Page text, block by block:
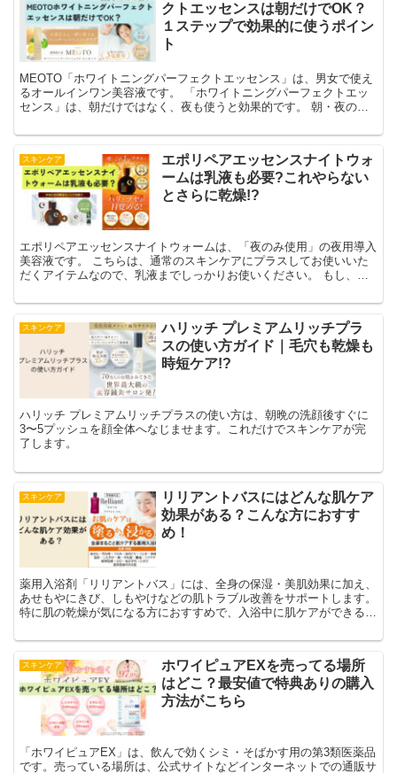
クトエッセンスは朝だけでOK？
１ステップで効果的に使うポイン
ト
MEOTO「ホワイトニングパーフェクトエッセンス」は、男女で使え
るオールインワン美容液です。 「ホワイトニングパーフェクトエッ
センス」は、朝だけではなく、夜も使うと効果的です。 朝・夜の１
主成分が美容成分である ◆オールインワン（化粧水・乳液・クリー
多いです。 一方、MEOTO「ホワイトニングパーフェクトエッセン
ス」の主成分は、保湿成分がベースとなっています。 そして、１ア
イテムで４つの役割を兼ねています。 ですから、洗顔をする朝・夜
の２回に使うと効果的に美容成分を肌に浸透させることができます。
使い方は、たったの１ステップ。 洗顔後の肌に、ホワイトニングパ
ーフェクトエッセンスを顔全体に馴染ませるだけです。 ただし、こ
こで１つだけポイントがあります。 “顔全体を両手でやさしく包んで
軽くプッシュして馴染ませる” このように使うことで、より効果的に
美容成分を浸透させることができます。
スキンケア
エポリペアエッセンスナイトウォ
ームは乳液も必要?これやらない
とさらに乾燥!?
エポリペアエッセンスナイトウォームは、「夜のみ使用」の夜用導入
美容液です。 こちらは、通常のスキンケアにプラスしてお使いいた
だくアイテムなので、乳液までしっかりお使いください。 もし、エ
さらなる肌乾燥につながりかねません。 「さらに乾燥するかもって
明します。 エポリペアエッセンスナイトウォームは、「導入美容
液」で肌を柔らかくして肌を整えてくれます。 ですが、普通の美容
液のように保湿成分がたっぷり配合されているわけではありません。
”肌を柔らかくして肌を整える”ことで、美容成分をなじみやすくしま
す。 その美容成分を、化粧水や乳液（もしくはクリーム）などのス
キンケアで補う必要があるのです。
スキンケア
ハリッチ プレミアムリッチプラ
スの使い方ガイド｜毛穴も乾燥も
時短ケア!?
ハリッチ プレミアムリッチプラスの使い方は、朝晩の洗顔後すぐに
3〜5プッシュを顔全体へなじませます。これだけでスキンケアが完
了します。
スキンケア
リリアントバスにはどんな肌ケア
効果がある？こんな方におすす
め！
薬用入浴剤「リリアントバス」には、全身の保湿・美肌効果に加え、
あせもやにきび、しもやけなどの肌トラブル改善をサポートします。
特に肌の乾燥が気になる方におすすめで、入浴中に肌ケアができる画
スキンケア
ホワイピュアEXを売ってる場所
はどこ？最安値で特典ありの購入
方法がこちら
「ホワイピュアEX」は、飲んで効くシミ・そばかす用の第3類医薬品
です。売っている場所は、公式サイトなどインターネットでの通販サ